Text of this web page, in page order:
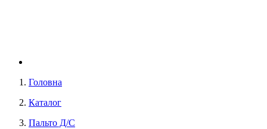
Головна
Каталог
Пальто Д/С